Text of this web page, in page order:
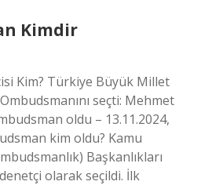
Kimdir
Kim? Türkiye Büyük Millet
seçti: Mehmet
oldu – 13.11.2024,
kim oldu? Kamu
Başkanlıkları
olarak seçildi. İlk